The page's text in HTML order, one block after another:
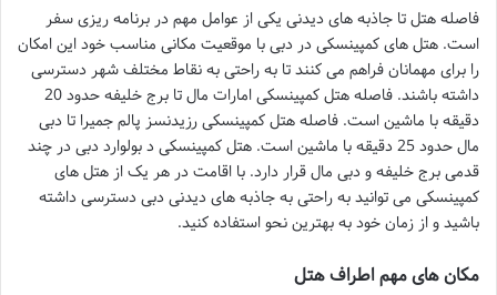
فاصله هتل تا جاذبه های دیدنی یکی از عوامل مهم در برنامه ریزی سفر
است. هتل های کمپینسکی در دبی با موقعیت مکانی مناسب خود این امکان
را برای مهمانان فراهم می کنند تا به راحتی به نقاط مختلف شهر دسترسی
داشته باشند. فاصله هتل کمپینسکی امارات مال تا برج خلیفه حدود 20
دقیقه با ماشین است. فاصله هتل کمپینسکی رزیدنسز پالم جمیرا تا دبی
مال حدود 25 دقیقه با ماشین است. هتل کمپینسکی د بولوارد دبی در چند
قدمی برج خلیفه و دبی مال قرار دارد. با اقامت در هر یک از هتل های
کمپینسکی می توانید به راحتی به جاذبه های دیدنی دبی دسترسی داشته
باشید و از زمان خود به بهترین نحو استفاده کنید.
مکان های مهم اطراف هتل